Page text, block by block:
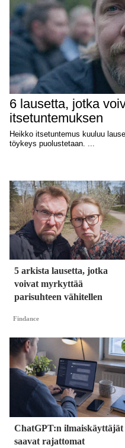
5 arkista lausetta, jotka
voivat myrkyttää
parisuhteen vähitellen
Findance
ChatGPT:n ilmaiskäyttäjät
saavat rajattomat